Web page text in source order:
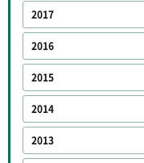
2017
2016
2015
2014
2013